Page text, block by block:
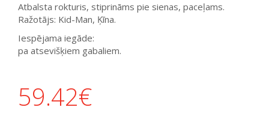
Atbalsta rokturis, stiprināms pie sienas, paceļams.
Ražotājs: Kid-Man, Ķīna.
Iespējama iegāde:
pa atsevišķiem gabaliem.
59.42€